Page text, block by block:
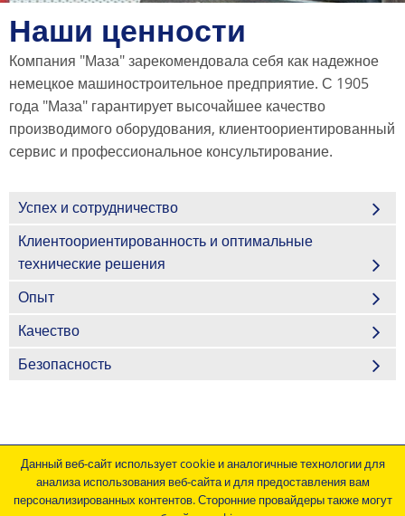
Данный веб-сайт использует cookie и аналогичные технологии для
анализа использования веб-сайта и для предоставления вам
персонализированных контентов. Сторонние провайдеры также могут
Наши ценности
Компания "Маза" зарекомендовала себя как надежное
немецкое машиностроительное предприятие. С 1905
года "Маза" гарантирует высочайшее качество
производимого оборудования, клиентоориентированный
сервис и профессиональное консультирование.
Успех и сотрудничество
Клиентоориентированность и оптимальные
технические решения
Опыт
Качество
Безопасность
Контактные и регистрационные данные предприятия
Общие коммерческие условия